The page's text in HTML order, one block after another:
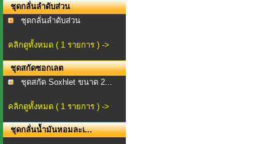
ชุดกลั่นลำดับส่วน
ชุดกลั่นลำดับส่วน
คลิกดูทั้งหมด ( 1 รายการ ) ->
ชุดสกัดซอกเลต
ชุดสกัด Soxhlet ขนาด 2...
คลิกดูทั้งหมด ( 1 รายการ ) ->
ชุดกลั่นน้ำมันหอมละเ...